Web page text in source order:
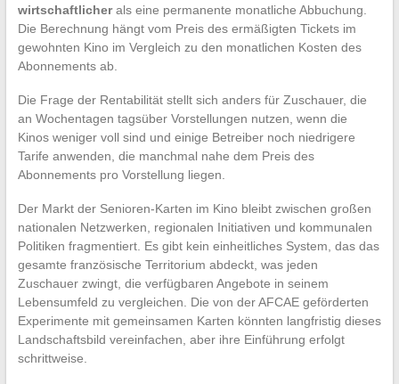
wirtschaftlicherals eine permanente monatliche Abbuchung.
Die Berechnung hängt vom Preis des ermäßigten Tickets im
gewohnten Kino im Vergleich zu den monatlichen Kosten des
Abonnements ab.
Die Frage der Rentabilität stellt sich anders für Zuschauer, die
an Wochentagen tagsüber Vorstellungen nutzen, wenn die
Kinos weniger voll sind und einige Betreiber noch niedrigere
Tarife anwenden, die manchmal nahe dem Preis des
Abonnements pro Vorstellung liegen.
Der Markt der Senioren-Karten im Kino bleibt zwischen großen
nationalen Netzwerken, regionalen Initiativen und kommunalen
Politiken fragmentiert. Es gibt kein einheitliches System, das das
gesamte französische Territorium abdeckt, was jeden
Zuschauer zwingt, die verfügbaren Angebote in seinem
Lebensumfeld zu vergleichen. Die von der AFCAE geförderten
Experimente mit gemeinsamen Karten könnten langfristig dieses
Landschaftsbild vereinfachen, aber ihre Einführung erfolgt
schrittweise.